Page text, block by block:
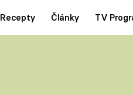
Recepty Články TV